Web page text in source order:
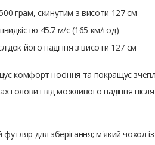
грам, скинутим з висоти 127 см
45.7 м/с (165 км/год)
його падіння з висоти 127 см
комфорт носіння та покращує
голови і від можливого падіння
для зберігання; м'який чохол